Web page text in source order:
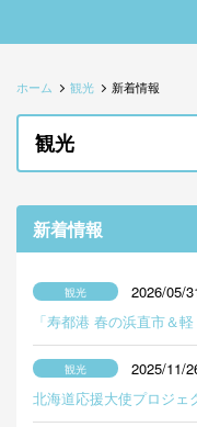
ホーム 観光 新着情報
観光
新着情報
2026/05/
「寿都港 春の浜直市＆
2025/11/
北海道応援大使プロジェ